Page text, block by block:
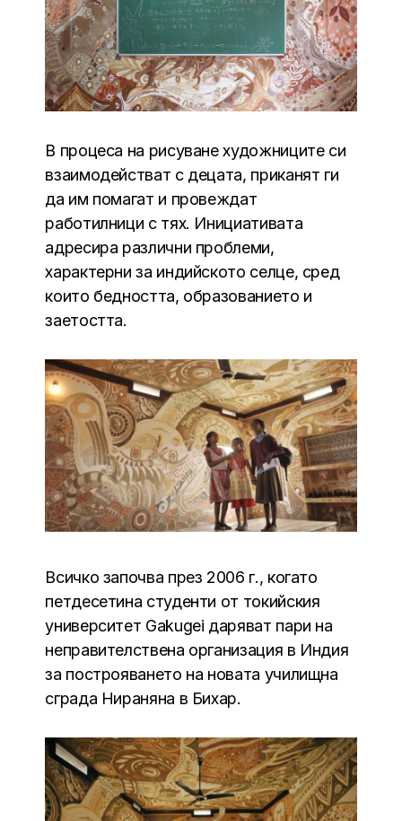
В процеса на рисуване художниците си
взаимодействат с децата, приканят ги
да им помагат и провеждат
работилници с тях. Инициативата
адресира различни проблеми,
характерни за индийското селце, сред
които бедността, образованието и
заетостта.
Всичко започва през 2006 г., когато
петдесетина студенти от токийския
университет Gakugei даряват пари на
неправителствена организация в Индия
за построяването на новата училищна
сграда Нираняна в Бихар.